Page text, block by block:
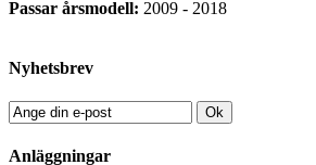
Passar årsmodell: 2009 - 2018
Nyhetsbrev
Ok
Anläggningar